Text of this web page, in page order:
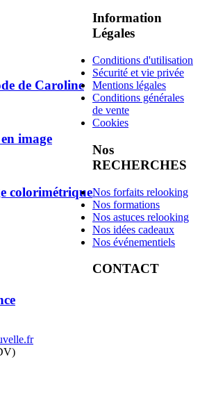
de Caroline
image
colorimétrique
Information
Légales
Conditions d'utilisation
Sécurité et vie privée
Mentions légales
Conditions générales
de vente
Cookies
Nos
RECHERCHES
Nos forfaits relooking
Nos formations
Nos astuces relooking
Nos idées cadeaux
Nos événementiels
CONTACT